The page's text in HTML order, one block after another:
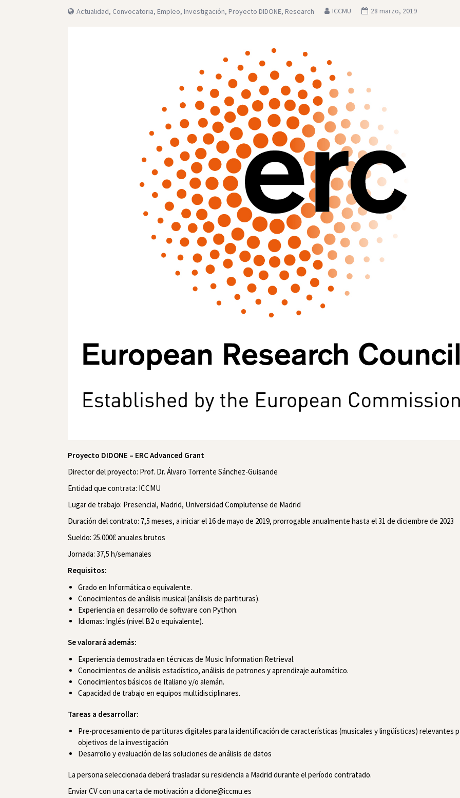
Actualidad, Convocatoria, Empleo, Investigación, Proyecto DIDONE, Research ICCMU 28 marzo, 2019
Proyecto DIDONE – ERC Advanced Grant
Director del proyecto: Prof. Dr. Álvaro Torrente Sánchez-Guisande
Entidad que contrata: ICCMU
Lugar de trabajo: Presencial, Madrid, Universidad Complutense de Madrid
Duración del contrato: 7,5 meses, a iniciar el 16­ de mayo de 2019, prorrogable anualmente hasta el 31 de diciembre de 2023
Sueldo: 25.000€ anuales brutos
Jornada: 37,5 h/semanales
Requisitos:
Grado en Informática o equivalente.
Conocimientos de análisis musical (análisis de partituras).
Experiencia en desarrollo de software con Python.
Idiomas: Inglés (nivel B2 o equivalente).
Se valorará además:
Experiencia demostrada en técnicas de Music Information Retrieval.
Conocimientos de análisis estadístico, análisis de patrones y aprendizaje automático.
Conocimientos básicos de Italiano y/o alemán.
Capacidad de trabajo en equipos multidisciplinares.
Tareas a desarrollar:
Pre-procesamiento de partituras digitales para la identificación de características (musicales y lingüísticas) relevantes
objetivos de la investigación
Desarrollo y evaluación de las soluciones de análisis de datos
La persona seleccionada deberá trasladar su residencia a Madrid durante el período contratado.
Enviar CV con una carta de motivación a didone@iccmu.es